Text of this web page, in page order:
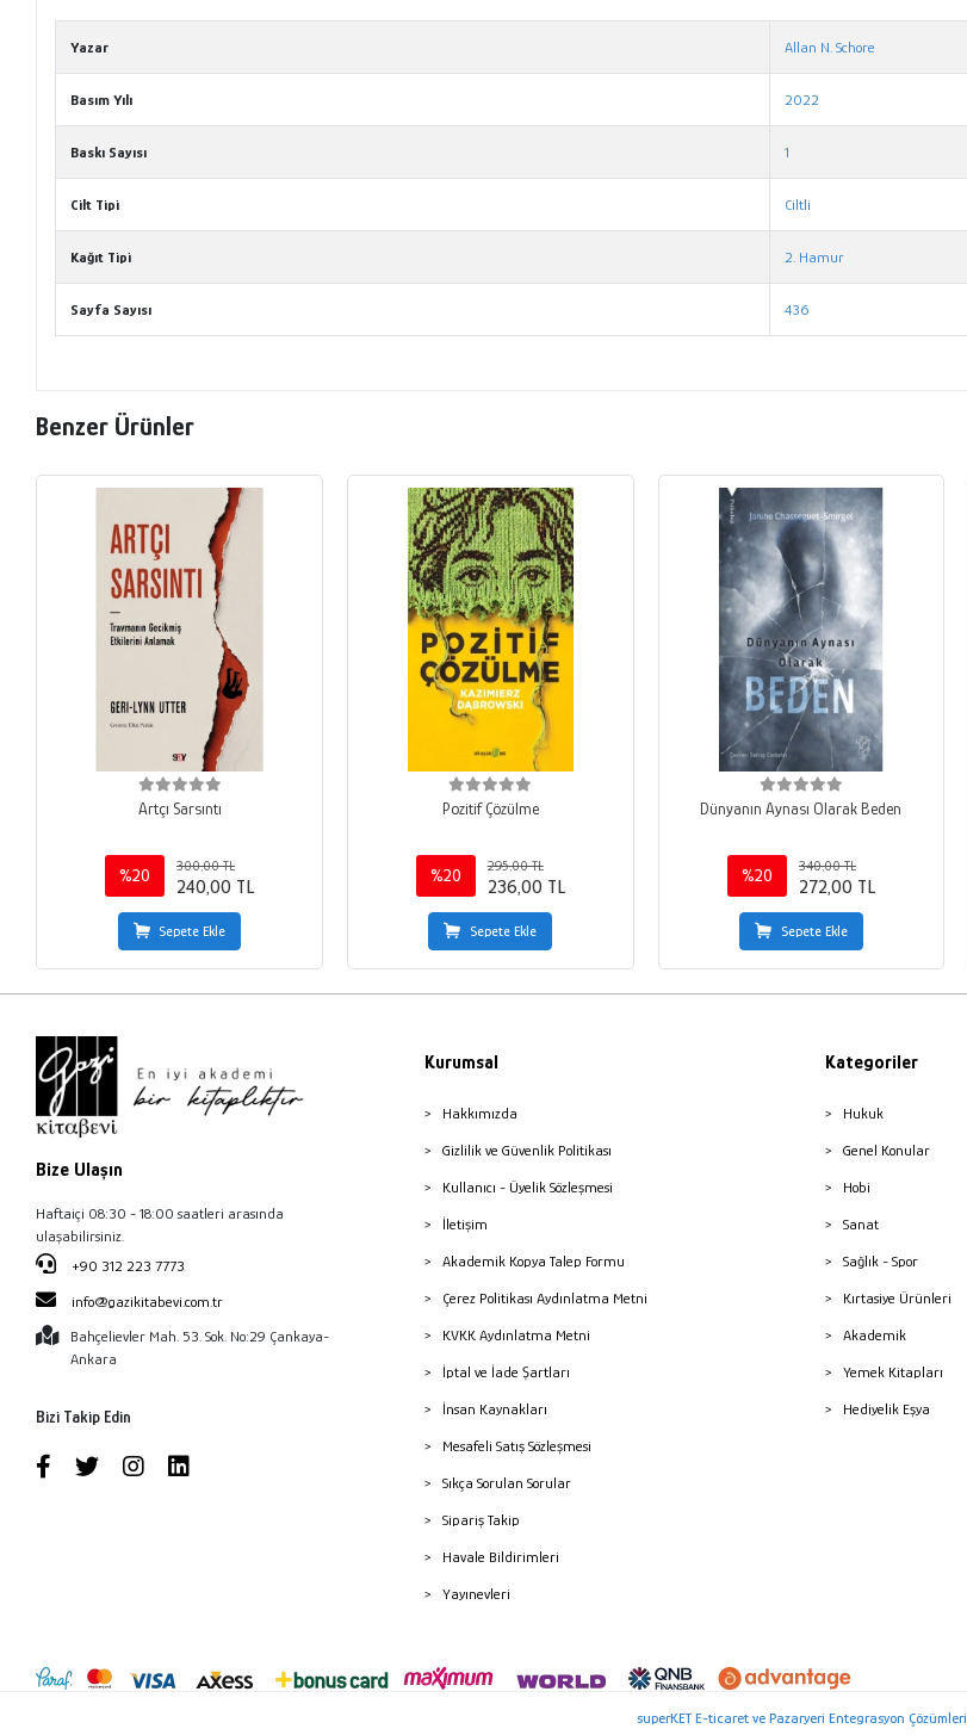
Yazar Allan N. Schore
Basım Yılı 2022
Baskı Sayısı 1
Cilt Tipi Ciltli
Kağıt Tipi 2. Hamur
Sayfa Sayısı 436
Benzer Ürünler
Artçı Sarsıntı
%20
300,00 TL
240,00 TL
Sepete Ekle
Pozitif Çözülme
%20
295,00 TL
236,00 TL
Sepete Ekle
Dünyanın Aynası Olarak Beden
%20
340,00 TL
272,00 TL
Sepete Ekle
Bize Ulaşın
Haftaiçi 08:30 - 18:00 saatleri arasında
ulaşabilirsiniz.
+90 312 223 7773
info@gazikitabevi.com.tr
Bahçelievler Mah. 53. Sok. No:29 Çankaya-
Ankara
Bizi Takip Edin
Kurumsal
Hakkımızda
Gizlilik ve Güvenlik Politikası
Kullanıcı - Üyelik Sözleşmesi
İletişim
Akademik Kopya Talep Formu
Çerez Politikası Aydınlatma Metni
KVKK Aydınlatma Metni
İptal ve İade Şartları
İnsan Kaynakları
Mesafeli Satış Sözleşmesi
Sıkça Sorulan Sorular
Sipariş Takip
Havale Bildirimleri
Yayınevleri
Kategoriler
Hukuk
Genel Konular
Hobi
Sanat
Sağlık - Spor
Kırtasiye Ürünleri
Akademik
Yemek Kitapları
Hediyelik Eşya
superKET E-ticaret ve Pazaryeri Entegrasyon Çözümleri